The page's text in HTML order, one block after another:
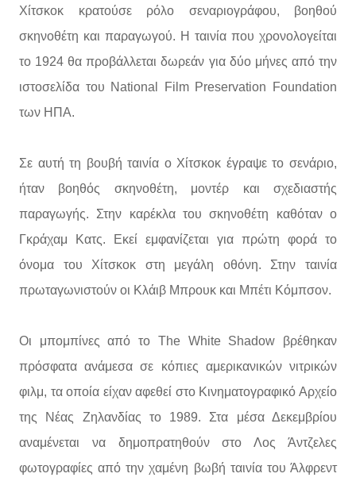
Χίτσκοκ κρατούσε ρόλο σεναριογράφου, βοηθού
σκηνοθέτη και παραγωγού. Η ταινία που χρονολογείται
το 1924 θα προβάλλεται δωρεάν για δύο μήνες από την
ιστοσελίδα του National Film Preservation Foundation
των ΗΠΑ.
Σε αυτή τη βουβή ταινία ο Χίτσκοκ έγραψε το σενάριο,
ήταν βοηθός σκηνοθέτη, μοντέρ και σχεδιαστής
παραγωγής. Στην καρέκλα του σκηνοθέτη καθόταν ο
Γκράχαμ Κατς. Εκεί εμφανίζεται για πρώτη φορά το
όνομα του Χίτσκοκ στη μεγάλη οθόνη. Στην ταινία
πρωταγωνιστούν οι Κλάιβ Μπρουκ και Μπέτι Κόμπσον.
Οι μπομπίνες από το The White Shadow βρέθηκαν
πρόσφατα ανάμεσα σε κόπιες αμερικανικών νιτρικών
φιλμ, τα οποία είχαν αφεθεί στο Κινηματογραφικό Αρχείο
της Νέας Ζηλανδίας το 1989. Στα μέσα Δεκεμβρίου
αναμένεται να δημοπρατηθούν στο Λος Άντζελες
φωτογραφίες από την χαμένη βωβή ταινία του Άλφρεντ